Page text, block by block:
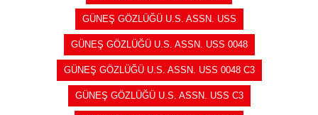
GÜNEŞ GÖZLÜĞÜ U.S. ASSN. USS
GÜNEŞ GÖZLÜĞÜ U.S. ASSN. USS 0048
GÜNEŞ GÖZLÜĞÜ U.S. ASSN. USS 0048 C3
GÜNEŞ GÖZLÜĞÜ U.S. ASSN. USS C3